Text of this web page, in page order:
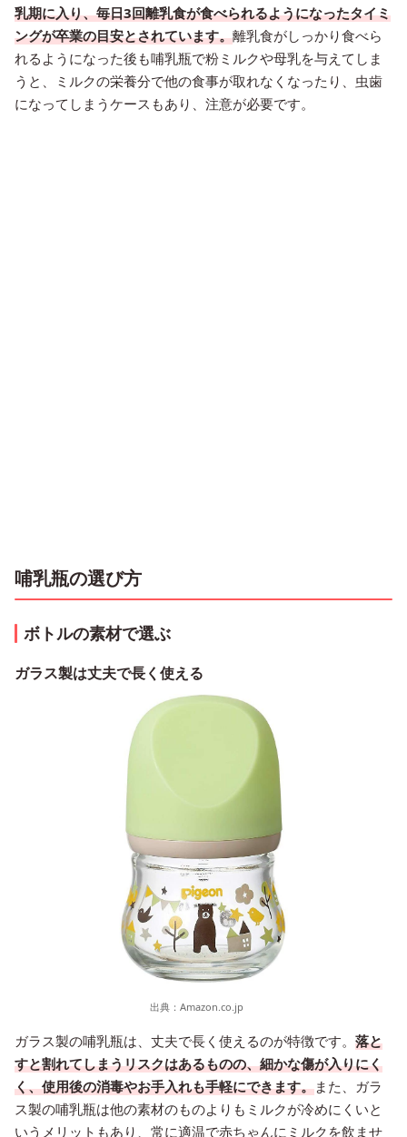
乳期に入り、毎日3回離乳食が食べられるようになったタイミ
ングが卒業の目安とされています。離乳食がしっかり食べら
れるようになった後も哺乳瓶で粉ミルクや母乳を与えてしま
うと、ミルクの栄養分で他の食事が取れなくなったり、虫歯
になってしまうケースもあり、注意が必要です。
哺乳瓶の選び方
ボトルの素材で選ぶ
ガラス製は丈夫で長く使える
出典： Amazon.co.jp
ガラス製の哺乳瓶は、丈夫で長く使えるのが特徴です。 落と
すと割れてしまうリスクはあるものの、細かな傷が入りにく
く、使用後の消毒やお手入れも手軽にできます。また、ガラ
ス製の哺乳瓶は他の素材のものよりもミルクが冷めにくいと
いうメリットもあり、常に適温で赤ちゃんにミルクを飲ませ